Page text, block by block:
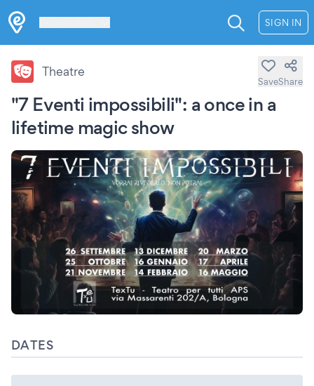
SIGN IN
"7 Eventi impossibili": a once in a
lifetime magic show
Theatre
SaveShare
DATES